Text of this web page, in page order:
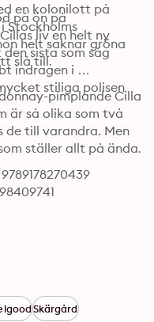
en kolonilott på
Stockholms
helt saknar gröna
slå till.
på ön på
liv en helt ny
sista som såg
indragen i
stiliga polisen
pimplande Cilla
är så olika som två
de till varandra. Men
ställer allt på ända.
Skärgård